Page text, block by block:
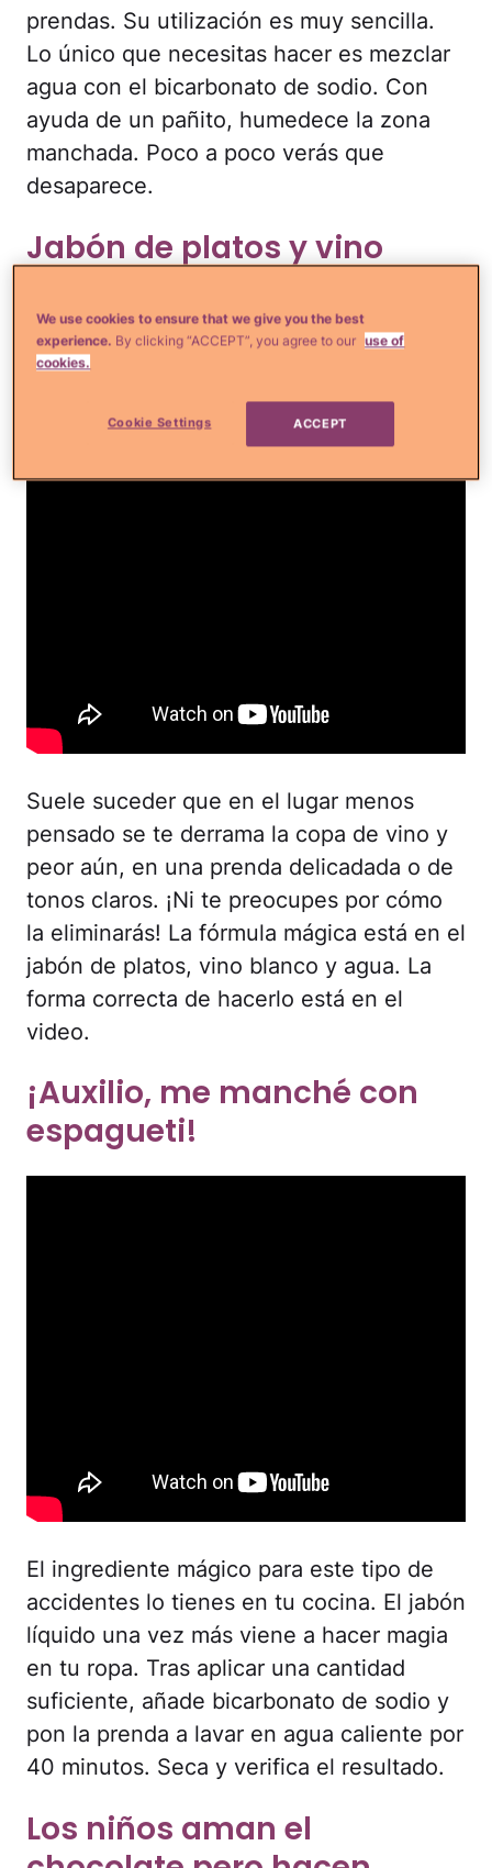
prendas. Su utilización es muy sencilla.
Lo único que necesitas hacer es mezclar
agua con el bicarbonato de sodio. Con
ayuda de un pañito, humedece la zona
manchada. Poco a poco verás que
desaparece.
Jabón de platos y vino
manchas de vino tinto en
cualquier tipo de tejido.
Suele suceder que en el lugar menos
pensado se te derrama la copa de vino y
peor aún, en una prenda delicadada o de
tonos claros. ¡Ni te preocupes por cómo
la eliminarás! La fórmula mágica está en el
jabón de platos, vino blanco y agua. La
forma correcta de hacerlo está en el
video.
¡Auxilio, me manché con
espagueti!
El ingrediente mágico para este tipo de
accidentes lo tienes en tu cocina. El jabón
líquido una vez más viene a hacer magia
en tu ropa. Tras aplicar una cantidad
suficiente, añade bicarbonato de sodio y
pon la prenda a lavar en agua caliente por
40 minutos. Seca y verifica el resultado.
Los niños aman el
We use cookies to ensure that we give you the best
experience. By clicking “ACCEPT”, you agree to our use of
cookies.
Cookie Settings ACCEPT